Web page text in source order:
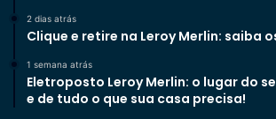
2 dias atrás
Clique e retire na Leroy Merlin: saiba
1 semana atrás
Eletroposto Leroy Merlin: o lugar do
e de tudo o que sua casa precisa!